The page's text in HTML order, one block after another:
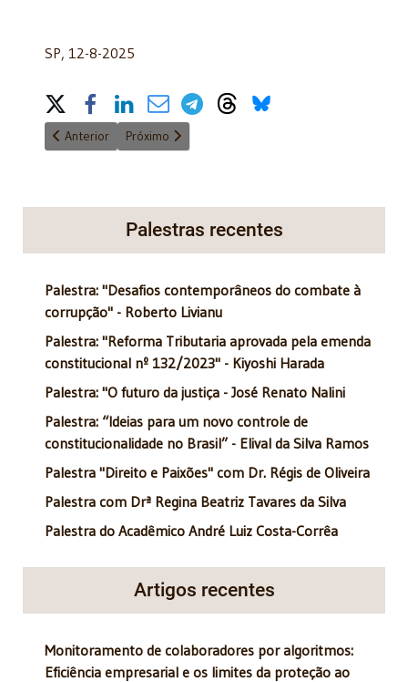
SP, 12-8-2025
Share on Social Media
Artigo anterior: Deveria prevalecer o desenho do IOF, de
Anterior Próximo artigo: IOF – Quem tem razão?
Próximo
Palestras recentes
Palestra: "Desafios contemporâneos do combate à
corrupção" - Roberto Livianu
Palestra: "Reforma Tributaria aprovada pela emenda
constitucional nº 132/2023" - Kiyoshi Harada
Palestra: "O futuro da justiça - José Renato Nalini
Palestra: “Ideias para um novo controle de
constitucionalidade no Brasil” - Elival da Silva Ramos
Palestra "Direito e Paixões" com Dr. Régis de Oliveira
Palestra com Drª Regina Beatriz Tavares da Silva
Palestra do Acadêmico André Luiz Costa-Corrêa
Artigos recentes
Monitoramento de colaboradores por algoritmos:
Eficiência empresarial e os limites da proteção ao